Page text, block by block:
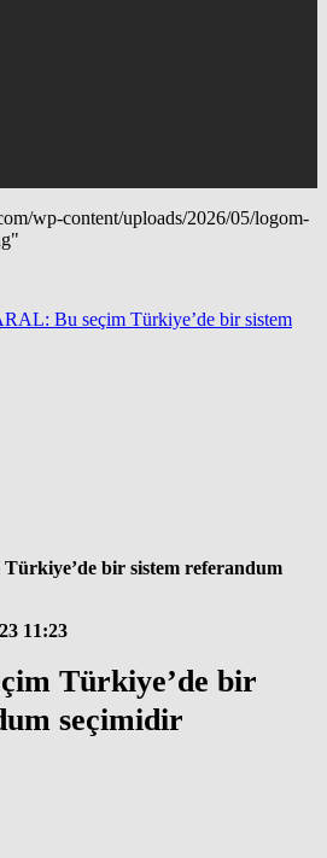
wp-content/uploads/2026/05/logom-
Bu seçim Türkiye’de bir sistem
bir sistem referandum
11:23
Türkiye’de bir
seçimidir